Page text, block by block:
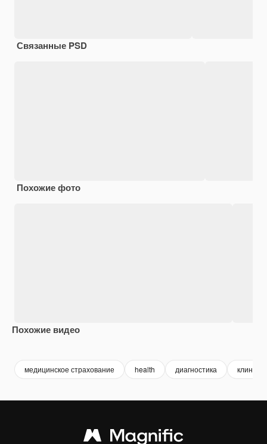
Связанные PSD
Похожие фото
Похожие видео
медицинское страхование health диагностика клиника